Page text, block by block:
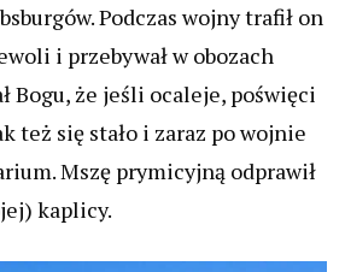
Podczas wojny trafił on
i przebywał w obozach
Bogu, że jeśli ocaleje, poświęci
też się stało i zaraz po wojnie
Mszę prymicyjną odprawił
kaplicy.